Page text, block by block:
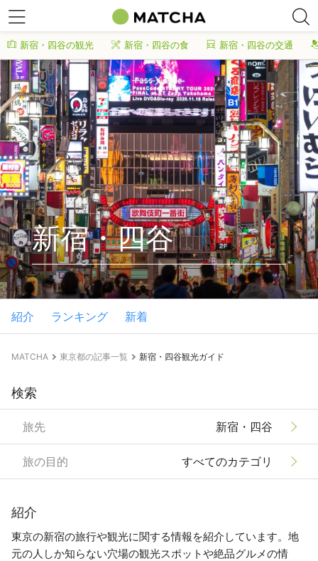
新宿・四谷の観光 新宿・四谷の食 新宿・四谷の交通
新宿・四谷
紹介 ランキング 新着
MATCHA 東京都の記事一覧 新宿・四谷観光ガイド
検索
旅先 新宿・四谷
旅の目的 すべてのカテゴリ
紹介
東京の新宿の旅行や観光に関する情報を紹介しています。地
元の人しか知らない穴場の観光スポットや絶品グルメの情